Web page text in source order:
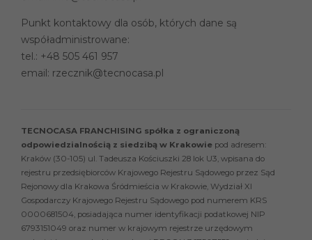
Punkt kontaktowy dla osób, których dane są
współadministrowane:
tel.: +48 505 461 957
email: rzecznik@tecnocasa.pl
TECNOCASA FRANCHISING spółka z ograniczoną
odpowiedzialnością z siedzibą w Krakowie pod adresem:
Kraków (30-105) ul. Tadeusza Kościuszki 28 lok U3, wpisana do
rejestru przedsiębiorców Krajowego Rejestru Sądowego przez Sąd
Rejonowy dla Krakowa Śródmieścia w Krakowie, Wydział XI
Gospodarczy Krajowego Rejestru Sądowego pod numerem KRS
0000681504, posiadająca numer identyfikacji podatkowej NIP
6793151049 oraz numer w krajowym rejestrze urzędowym